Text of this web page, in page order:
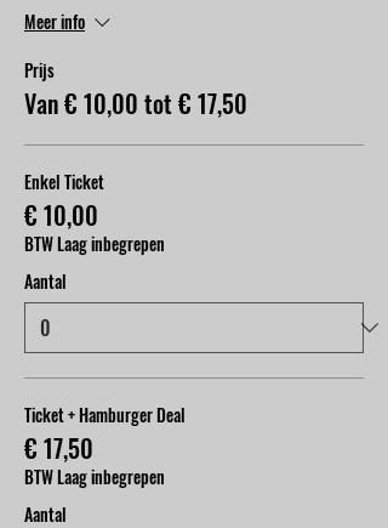
Meer info
Prijs
Van € 10,00 tot € 17,50
Enkel Ticket
€ 10,00
BTW Laag inbegrepen
Aantal
Ticket + Hamburger Deal
€ 17,50
BTW Laag inbegrepen
Aantal